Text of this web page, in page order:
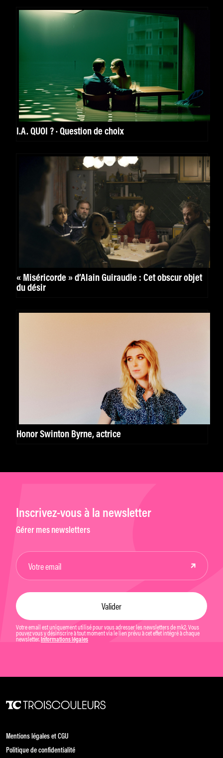
I.A. QUOI ? · Question de choix
« Miséricorde » d’Alain Guiraudie : Cet obscur objet
du désir
Honor Swinton Byrne, actrice
Inscrivez-vous à la newsletter
Gérer mes newsletters
Votre email est uniquement utilisé pour vous adresser les newsletters de mk2. Vous
pouvez vous y désinscrire à tout moment via le lien prévu à cet effet intégré à chaque
newsletter. Informations légales
Mentions légales et CGU
Politique de confidentialité